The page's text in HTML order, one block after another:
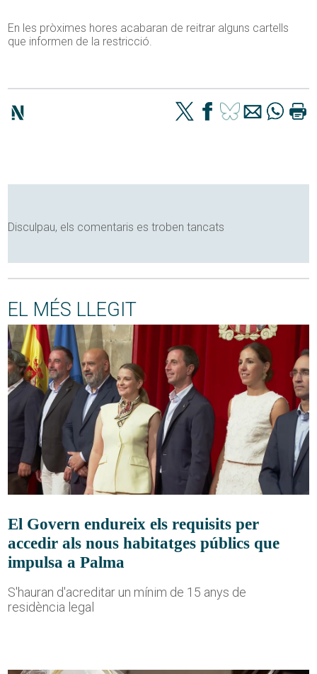
En les pròximes hores acabaran de reitrar alguns cartells
que informen de la restricció.
Disculpau, els comentaris es troben tancats
EL MÉS LLEGIT
El Govern endureix els requisits per
accedir als nous habitatges públics que
impulsa a Palma
S'hauran d'acreditar un mínim de 15 anys de
residència legal